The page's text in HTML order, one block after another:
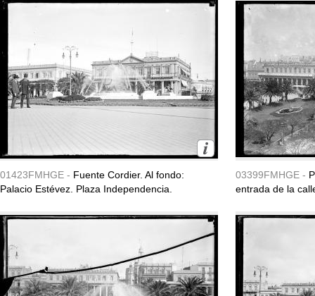
01423FMHGE - Fuente Cordier. Al fondo:
Palacio Estévez. Plaza Independencia.
03399FMHGE -
entrada de la